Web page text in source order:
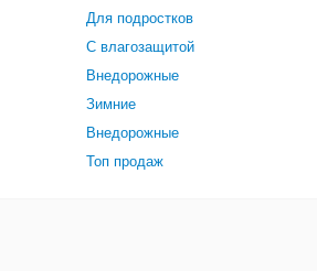
Для подростков
С влагозащитой
Внедорожные
Зимние
Внедорожные
Топ продаж